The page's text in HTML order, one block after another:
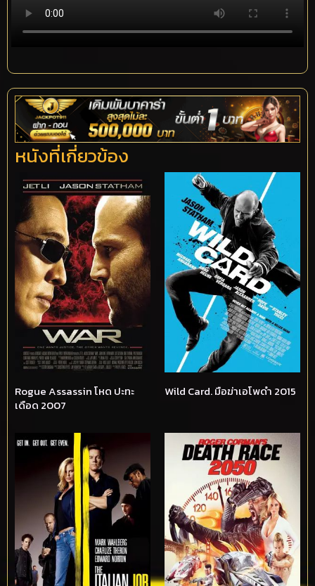
หนังที่เกี่ยวข้อง
Rogue Assassin โหด ปะทะ
เดือด 2007
Wild Card. มือฆ่าเอโพดำ 2015